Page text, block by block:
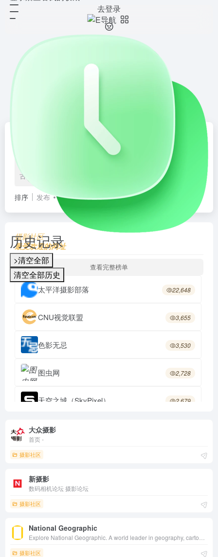
去登录
历史记录
>清空全部
清空全部历史
摄影爱好者汇聚交流的平台，提供作品展示、技巧分享、赛事活动
等功能，激发创作灵感，促进摄影技艺提升。
E导航 ios导航 次元导航 学
影音休闲 有趣灵魂
新闻资
古玩收藏
趣味探索 传统文
排序 发布 更新 浏览 点赞
摄影社区
最受欢迎的网址
查看完整榜单
太平洋摄影部落 22,648
CNU视觉联盟 3,655
色影无忌 3,530
图虫网 2,728
天空之城（SkyPixel） 2,679
摄影后期
大众摄影
首页 -
摄影社区
新摄影
数码相机论坛 摄影论坛
摄影社区
National Geographic
摄影社区